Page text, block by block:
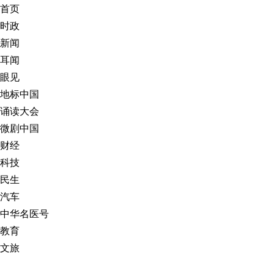
首页
时政
新闻
耳闻
眼见
地标中国
诵读大会
微剧中国
财经
科技
民生
汽车
中华名医号
教育
文旅